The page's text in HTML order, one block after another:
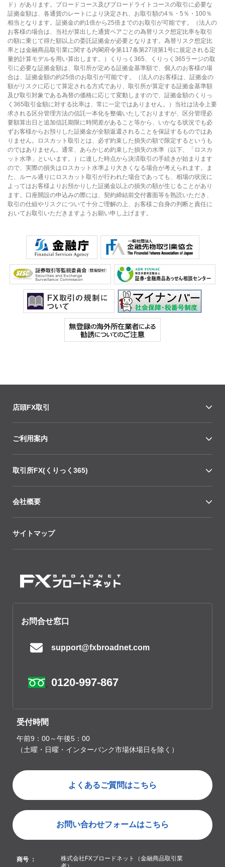
ド）があります。ブロードコース及びブロードライトコースの取引に必要な
証拠金額は、各通貨のレートにより決定され、お取引額の4％・5％・100％
相当となります。証拠金の約1倍から25倍までのお取引が可能です。（法人の
お客様の場合は、当社が算出した通貨ペアごとの為替リスク想定比率を取引
の額に乗じて得た額以上の委託証拠金が必要となります。為替リスク想定比
率とは金融商品取引業に関する内閣府令第117条第27項第1号に規定される定
量的計算モデルを用い算出します。）くりっく365、くりっく365ラージの取
引に必要な証拠金額は、取引所が定める証拠金基準額で、個人のお客様の場
合は、証拠金額の約25倍のお取引が可能です。（法人のお客様は、証拠金の
額がリスクに応じて算定される方式であり、取引所が算定する証拠金基準額
及び取引対象である為替の価格に応じて変動しますので、証拠金額のくりっ
く365取引金額に対する比率は、常に一定ではありません。）当社は法令上要
求される区分管理方法の信託一本化を整備いたしておりますが、区分管理必
要額算出日と追加信託期限に時間差があること等から、いかなる状況でも必
ずお客様からお預りした証拠金が全額返還されることを保証するものではあ
りません。ロスカット取引とは、必ず約束した損失の額で限定するというも
のではありません。通常、あらかじめ約束した損失の水準（以下、「ロスカ
ット水準」といいます。）に達した時点から決済取引の手続きが始まります
ので、実際の損失はロスカット水準より大きくなる場合が考えられます。ま
た、ルール通りにロスカット取引が行われた場合であっても、相場の状況に
よってはお客様よりお預かりした証拠金以上の損失の額が生じることがあり
ます。口座開設の申込みの際には、契約締結前交付書面等を熟読いただき、
取引の仕組やリスクについて十分ご理解の上、お客様ご自身の判断と責任に
おいてお取引いただきますようお願い申し上げます。
店頭FX取引
ご利用案内
取引所FX(くりっく365)
会社概要
サイトマップ
お問合せ窓口
support@fxbroadnet.com
0120-997-867
受付時間
午前9：00～午後5：00
（土曜・日曜・インターバンク市場休場日を除く）
よくあるご質問はこちら
お問い合わせフォームはこちら
商号 ：
株式会社FXブロードネット（金融商品取引業